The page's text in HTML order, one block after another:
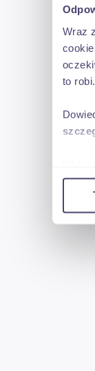
Wraz z
to robi.
w